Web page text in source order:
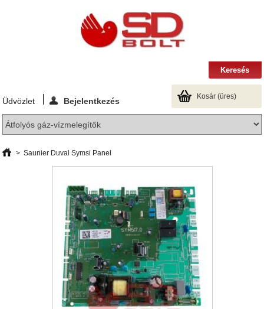
Kosár (üres)
Üdvözlet Bejelentkezés
> Saunier Duval Symsi Panel